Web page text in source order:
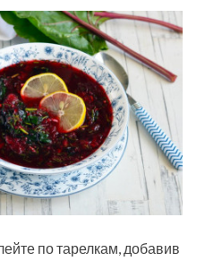
по тарелкам, добавив